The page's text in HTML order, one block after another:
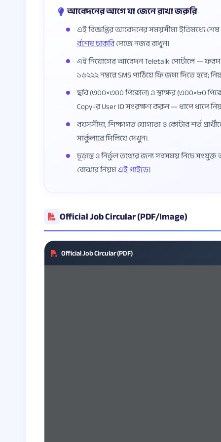
আবেদনের আগে যা জেনে রাখা জরুরি
এই বিজ্ঞপ্তির আবেদনের সময়সীমা ইতিমধ্যে
র্বশেষ চাকরিপেজে নজর রাখুন।
এই নিয়োগের আবেদন Teletalk পোর্টালে —
১৬২২২ নম্বরে SMS পাঠিয়ে ফি জমা দিতে হবে;
ছবি (৩০০×৩০০ পিক্সেল) ও স্বাক্ষর (৩০০×৮০
Copy-র User ID সংরক্ষণ করুন — ধাপে ধাপে
বয়সসীমা, শিক্ষাগত যোগ্যতা ও কোটার শর্ত
সার্কুলারে মিলিয়ে দেখুন।
চূড়ান্ত ও নির্ভুল তথ্যের জন্য সবসময় নিচে
বোঝার নিয়মএই গাইডে।
Official Job Circular (PDF/Image)
Official Job Circular (PDF)